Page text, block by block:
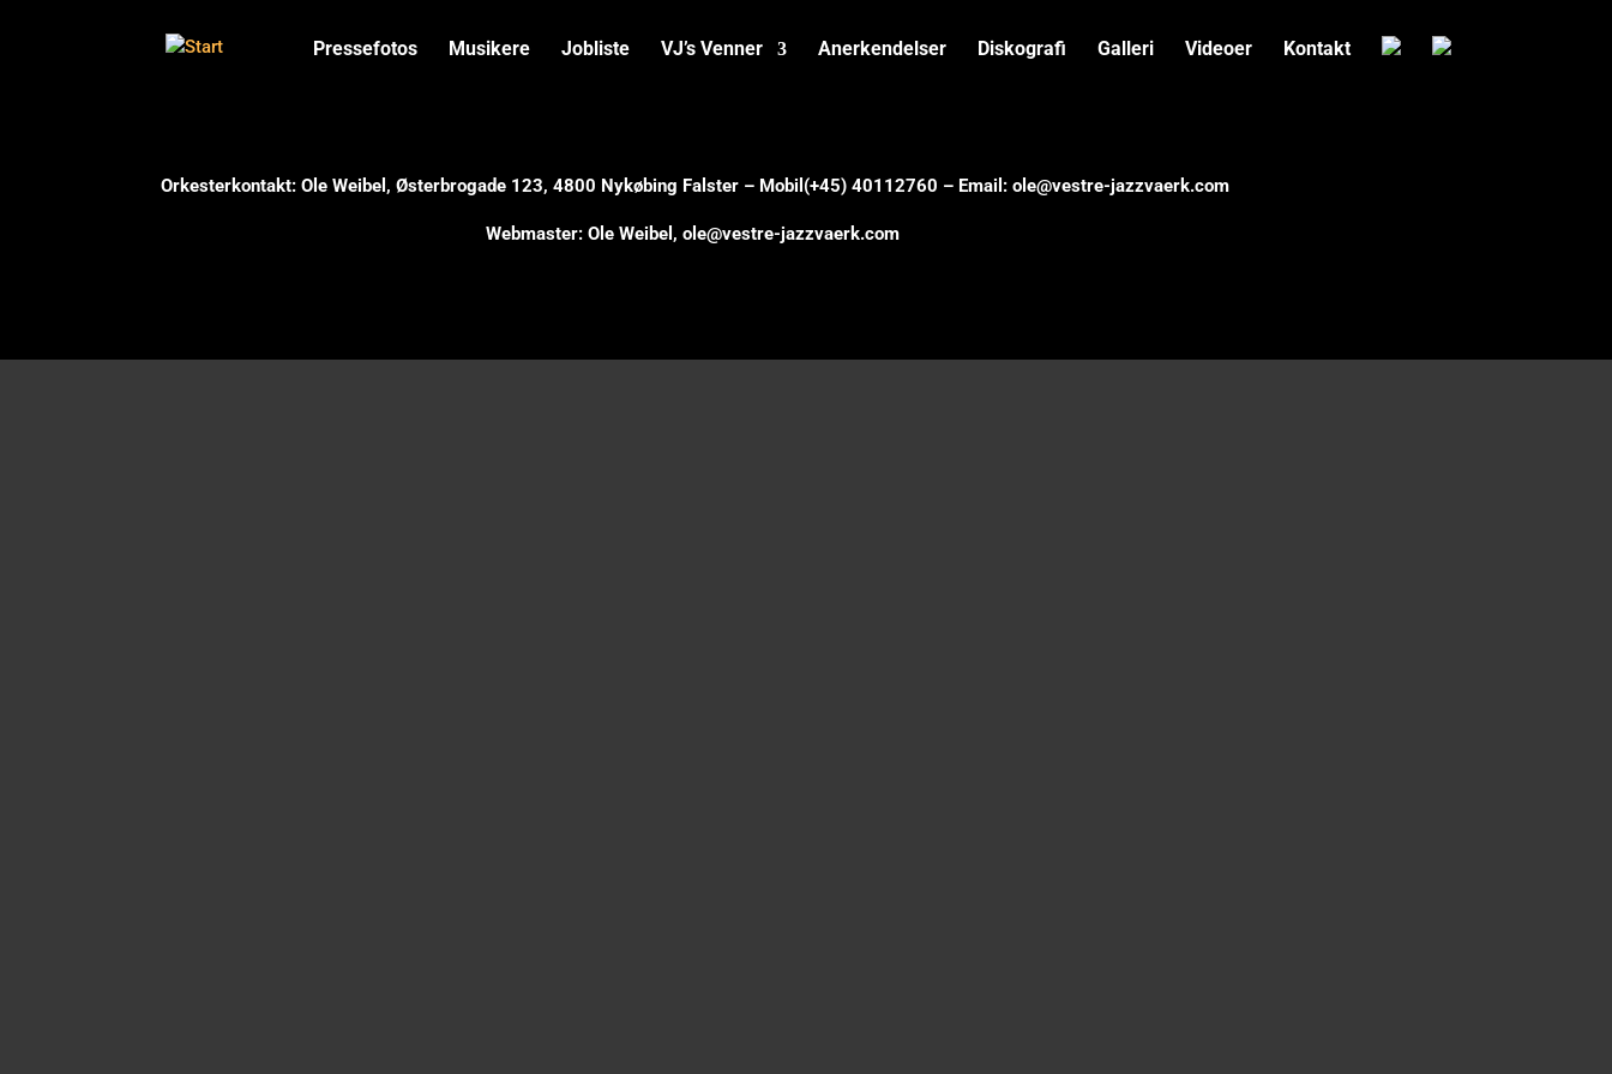
Pressefotos Musikere Jobliste VJ’s Venner Anerkendelser Diskografi Galleri Videoer Kontakt
Orkesterkontakt: Ole Weibel, Østerbrogade 123, 4800 Nykøbing Falster – Mobil(+45) 40112760 – Email: ole@vestre-jazzvaerk.com
Webmaster: Ole Weibel,ole@vestre-jazzvaerk.com